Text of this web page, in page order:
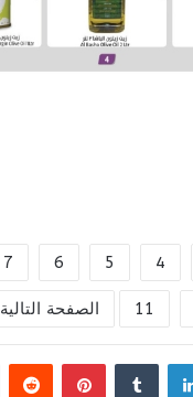
4
5
6
7
11 الصفحة التالية
لينكدإن بينتيريست